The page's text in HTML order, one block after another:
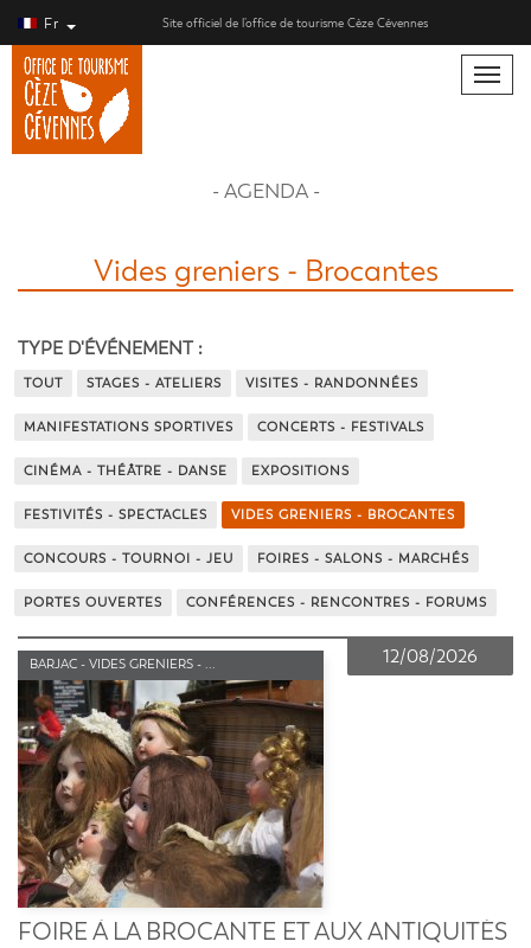
Fr Site officiel de l’office de tourisme Cèze Cévennes
Toggle
- AGENDA -
Vides greniers - Brocantes
TYPE D'ÉVÉNEMENT :
TOUT STAGES - ATELIERS VISITES - RANDONNÉES
MANIFESTATIONS SPORTIVES CONCERTS - FESTIVALS
CINÉMA - THÉÂTRE - DANSE EXPOSITIONS
FESTIVITÉS - SPECTACLES VIDES GRENIERS - BROCANTES
CONCOURS - TOURNOI - JEU FOIRES - SALONS - MARCHÉS
PORTES OUVERTES CONFÉRENCES - RENCONTRES - FORUMS
BARJAC - VIDES GRENIERS - ... 12/08/2026
FOIRE À LA BROCANTE ET AUX ANTIQUITÉS